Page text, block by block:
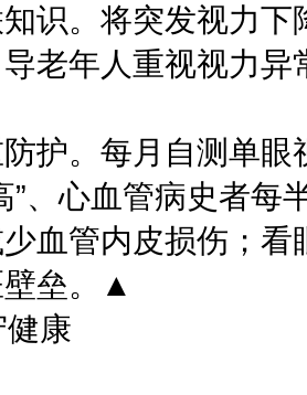
识。将突发视力
老年人重视视力
护。每月自测单
”、心血管病史者每
血管内皮损伤；
壁垒。▲
康